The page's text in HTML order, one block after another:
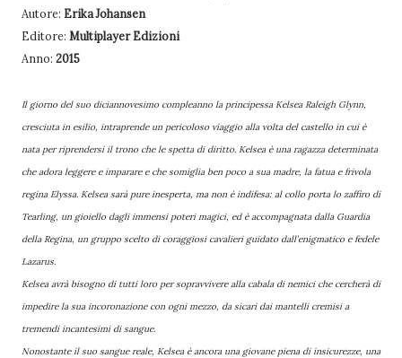
Autore: Erika Johansen
Editore: Multiplayer Edizioni
Anno: 2015
Il giorno del suo diciannovesimo compleanno la principessa Kelsea Raleigh Glynn,
cresciuta in esilio, intraprende un pericoloso viaggio alla volta del castello in cui è
nata per riprendersi il trono che le spetta di diritto. Kelsea è una ragazza determinata
che adora leggere e imparare e che somiglia ben poco a sua madre, la fatua e frivola
regina Elyssa. Kelsea sarà pure inesperta, ma non è indifesa: al collo porta lo zaffiro di
Tearling, un gioiello dagli immensi poteri magici, ed è accompagnata dalla Guardia
della Regina, un gruppo scelto di coraggiosi cavalieri guidato dall’enigmatico e fedele
Lazarus.
Kelsea avrà bisogno di tutti loro per sopravvivere alla cabala di nemici che cercherà di
impedire la sua incoronazione con ogni mezzo, da sicari dai mantelli cremisi a
tremendi incantesimi di sangue.
Nonostante il suo sangue reale, Kelsea è ancora una giovane piena di insicurezze, una